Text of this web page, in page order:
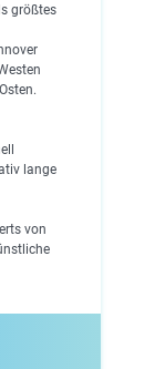
größtes
lange
von